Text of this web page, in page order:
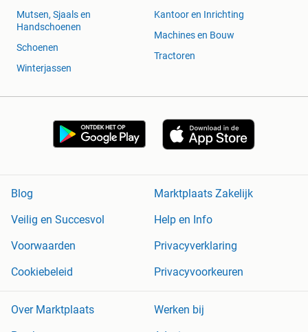
Mutsen, Sjaals en
Handschoenen
Schoenen
Winterjassen
Kantoor en Inrichting
Machines en Bouw
Tractoren
Blog
Marktplaats Zakelijk
Veilig en Succesvol
Help en Info
Voorwaarden
Privacyverklaring
Cookiebeleid
Privacyvoorkeuren
Over Marktplaats
Werken bij